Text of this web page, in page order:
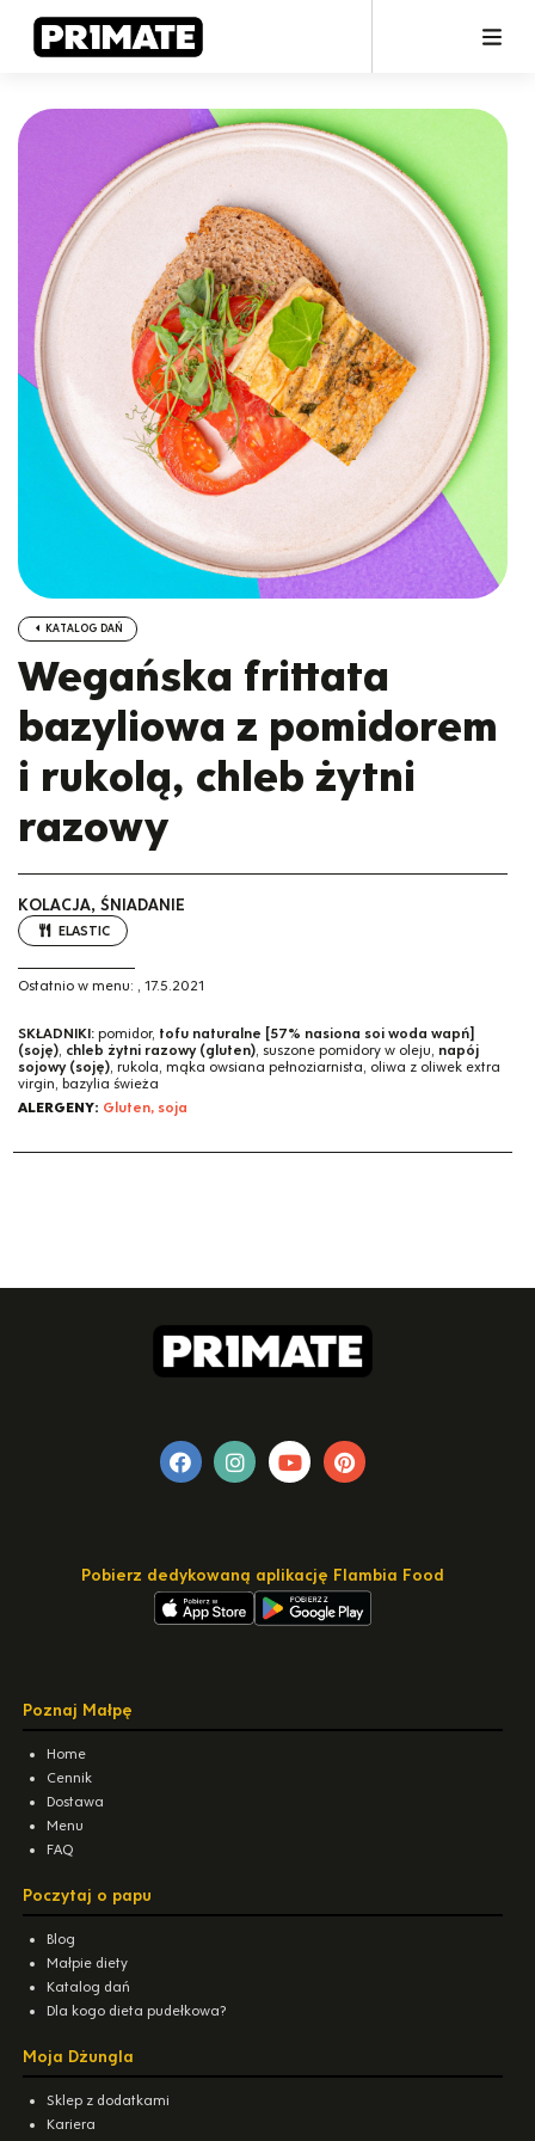
KATALOG DAŃ
Wegańska frittata
bazyliowa z pomidorem
i rukolą, chleb żytni
razowy
KOLACJA, ŚNIADANIE
ELASTIC
Ostatnio w menu: , 17.5.2021
SKŁADNIKI: pomidor, tofu naturalne [57% nasiona soi woda wapń]
(soję), chleb żytni razowy (gluten), suszone pomidory w oleju, napój
sojowy (soję), rukola, mąka owsiana pełnoziarnista, oliwa z oliwek extra
virgin, bazylia świeża
ALERGENY: Gluten, soja
Pobierz dedykowaną aplikację Flambia Food
Poznaj Małpę
Home
Cennik
Dostawa
Menu
FAQ
Poczytaj o papu
Blog
Małpie diety
Katalog dań
Dla kogo dieta pudełkowa?
Moja Dżungla
Sklep z dodatkami
Kariera